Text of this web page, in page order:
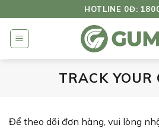
qua
dung
HOTLINE 0Đ:
TRACK YOUR
Để theo dõi đơn hàng, vui lòng